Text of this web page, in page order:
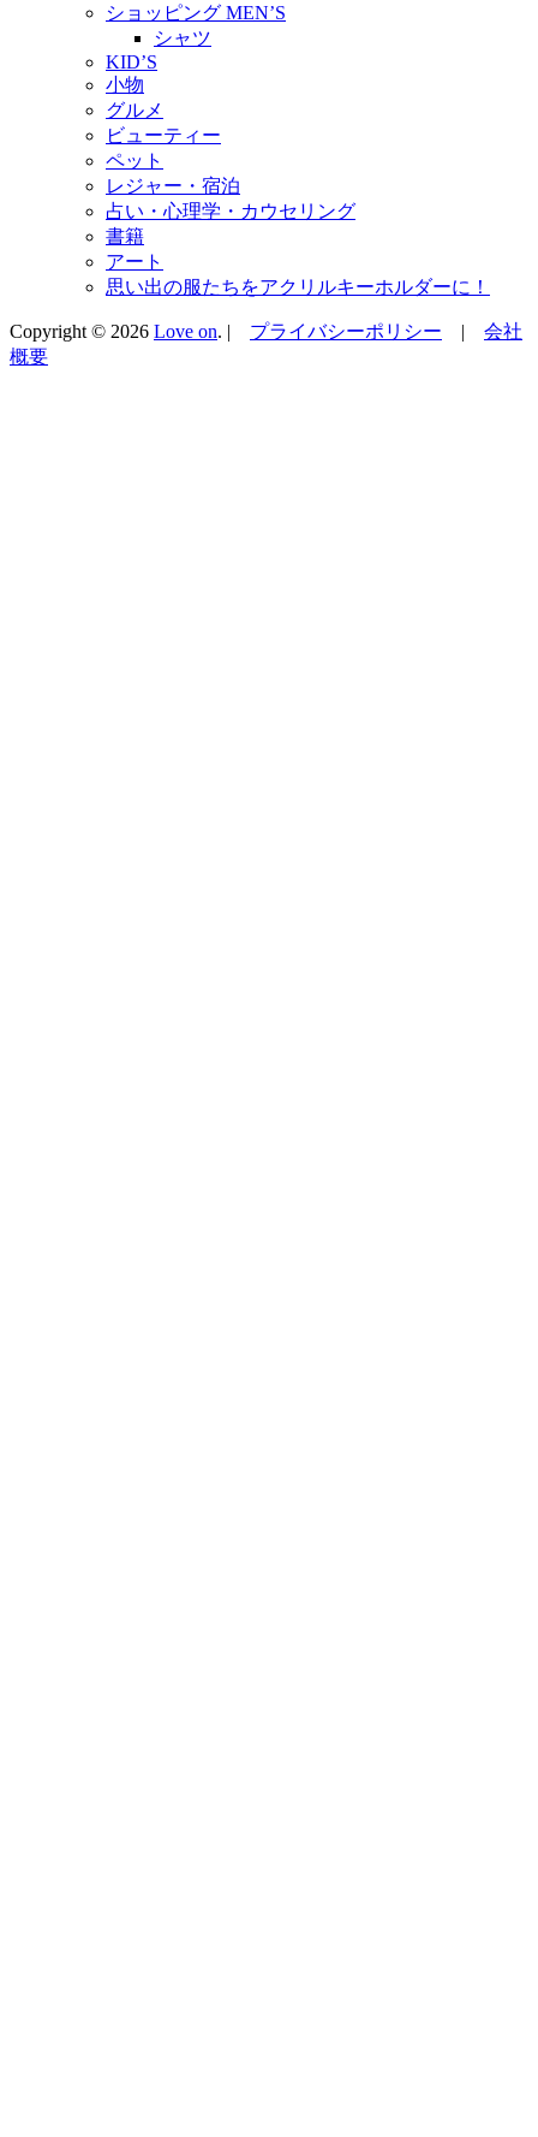
ショッピング MEN’S
シャツ
KID’S
小物
グルメ
ビューティー
ペット
レジャー・宿泊
占い・心理学・カウセリング
書籍
アート
思い出の服たちをアクリルキーホルダーに！
Copyright © 2026 Love on. | プライバシーポリシー | 会社
概要